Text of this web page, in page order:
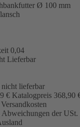
Ø 100 mm
0,04
Lieferbar
lieferbar
€ Katalogpreis 368,90
der